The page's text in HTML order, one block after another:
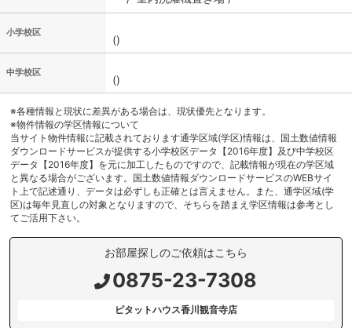
小学校区
()
中学校区
()
※各種情報と現状に差異がある場合は、現状優先となります。
※物件情報の学区情報について
当サイト物件情報に記載されております通学区域(学区)情報は、国土数値情報
ダウンロードサービスが提供する小学校区データ【2016年度】及び中学校区
データ【2016年度】を元に加工したものですので、記載情報が現在の学区域
と異なる場合がございます。国土数値情報ダウンロードサービスのWEBサイ
ト上で記述通り、データは必ずしも正確とは言えません。また、通学区域(学
区)は毎年見直しの対象となりますので、そちらを踏まえ学区情報は参考とし
てご活用下さい。
お部屋探しのご依頼はこちら
0875-23-7308
ピタットハウス香川観音寺店